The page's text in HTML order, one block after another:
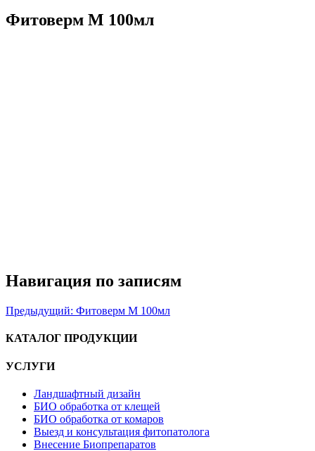
Фитоверм М 100мл
Навигация по записям
Предыдущий: Фитоверм М 100мл
КАТАЛОГ ПРОДУКЦИИ
УСЛУГИ
Ландшафтный дизайн
БИО обработка от клещей
БИО обработка от комаров
Выезд и консультация фитопатолога
Внесение Биопрепаратов